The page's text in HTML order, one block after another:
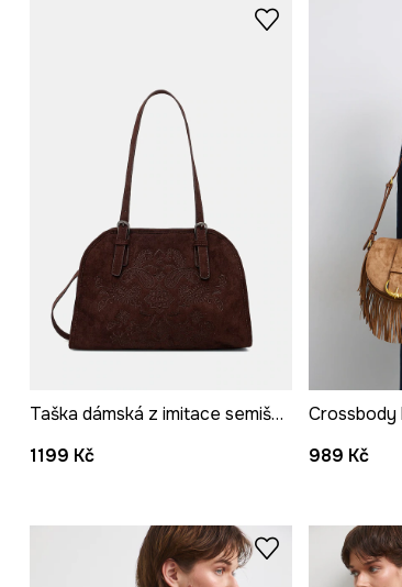
Taška dámská z imitace semiše s výšivkami
1199 Kč
989 Kč